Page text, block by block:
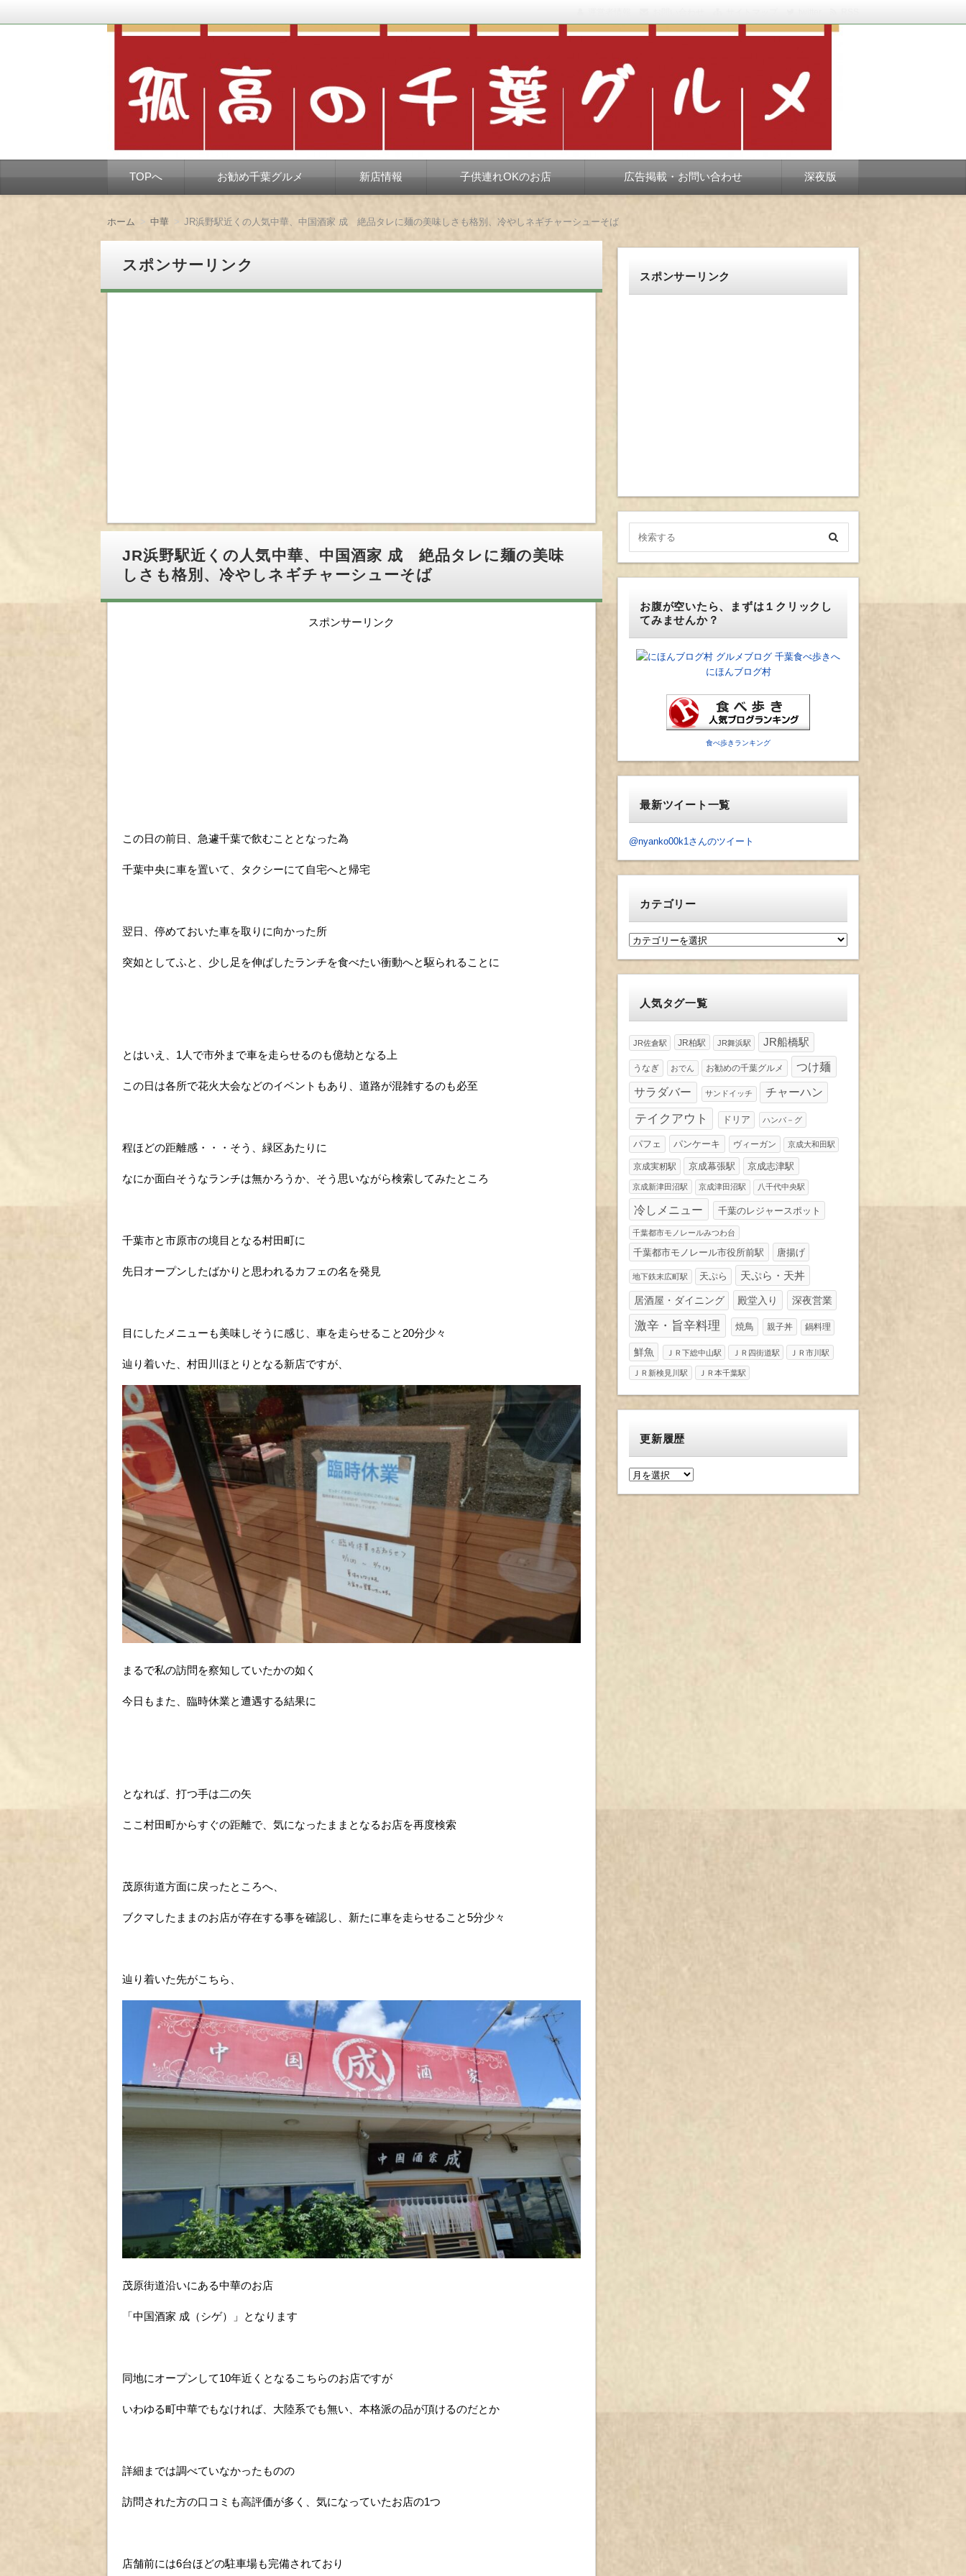
孤高の千葉グルメ
千葉市を中心とした、孤独なようで孤独でもない、ちょっと孤高な食べ歩き。だいたい当たりますが、時々派手にスベります。
TOPへ お勧め千葉グルメ 新店情報 子供連れOKのお店 広告掲載・お問い合わせ 深夜版
ホーム 中華 JR浜野駅近くの人気中華、中国酒家 成 絶品タレに麺の美味しさも格別、冷やしネギチャーシューそば
スポンサーリンク
JR浜野駅近くの人気中華、中国酒家 成 絶品タレに麺の美味
しさも格別、冷やしネギチャーシューそば
スポンサーリンク
この日の前日、急遽千葉で飲むこととなった為
千葉中央に車を置いて、タクシーにて自宅へと帰宅
翌日、停めておいた車を取りに向かった所
突如としてふと、少し足を伸ばしたランチを食べたい衝動へと駆られることに
とはいえ、1人で市外まで車を走らせるのも億劫となる上
この日は各所で花火大会などのイベントもあり、道路が混雑するのも必至
程ほどの距離感・・・そう、緑区あたりに
なにか面白そうなランチは無かろうか、そう思いながら検索してみたところ
千葉市と市原市の境目となる村田町に
先日オープンしたばかりと思われるカフェの名を発見
目にしたメニューも美味しそうに感じ、車を走らせること20分少々
辿り着いた、村田川ほとりとなる新店ですが、
まるで私の訪問を察知していたかの如く
今日もまた、臨時休業と遭遇する結果に
となれば、打つ手は二の矢
ここ村田町からすぐの距離で、気になったままとなるお店を再度検索
茂原街道方面に戻ったところへ、
ブクマしたままのお店が存在する事を確認し、新たに車を走らせること5分少々
辿り着いた先がこちら、
茂原街道沿いにある中華のお店
「中国酒家 成（シゲ）」となります
同地にオープンして10年近くとなるこちらのお店ですが
いわゆる町中華でもなければ、大陸系でも無い、本格派の品が頂けるのだとか
詳細までは調べていなかったものの
訪問された方の口コミも高評価が多く、気になっていたお店の1つ
店舗前には6台ほどの駐車場も完備されており
スポンサーリンク
お腹が空いたら、まずは１クリックし
てみませんか？
にほんブログ村
食べ歩きランキング
最新ツイート一覧
@nyanko00k1さんのツイート
カテゴリー
カ
人気タグ一覧
JR佐倉駅 JR柏駅 JR舞浜駅 JR船橋駅
うなぎ おでん お勧めの千葉グルメ つけ麺
サラダバー サンドイッチ チャーハン
テイクアウト ドリア ハンバ－グ
パフェ パンケーキ ヴィーガン 京成大和田駅
京成実籾駅 京成幕張駅 京成志津駅
京成新津田沼駅 京成津田沼駅 八千代中央駅
冷しメニュー 千葉のレジャースポット
千葉都市モノレールみつわ台
千葉都市モノレール市役所前駅 唐揚げ
地下鉄末広町駅 天ぷら 天ぷら・天丼
居酒屋・ダイニング 殿堂入り 深夜営業
激辛・旨辛料理 焼鳥 親子丼 鍋料理
鮮魚 ＪＲ下総中山駅 ＪＲ四街道駅 ＪＲ市川駅
ＪＲ新検見川駅 ＪＲ本千葉駅
更新履歴
更